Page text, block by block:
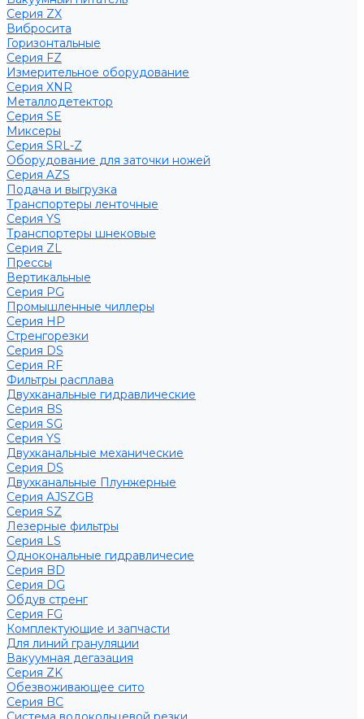
Серия ZX
Вибросита
Горизонтальные
Серия FZ
Измерительное оборудование
Серия XNR
Металлодетектор
Серия SE
Миксеры
Серия SRL-Z
Оборудование для заточки ножей
Серия AZS
Подача и выгрузка
Транспортеры ленточные
Серия YS
Транспортеры шнековые
Серия ZL
Прессы
Вертикальные
Серия PG
Промышленные чиллеры
Серия HP
Стренгорезки
Серия DS
Серия RF
Фильтры расплава
Двухканальные гидравлические
Серия BS
Серия SG
Серия YS
Двухканальные механические
Серия DS
Двухканальные Плунжерные
Серия AJSZGB
Серия SZ
Лезерные фильтры
Серия LS
Однокональные гидравличесие
Серия BD
Серия DG
Обдув стренг
Серия FG
Комплектующие и запчасти
Для линий грануляции
Вакуумная дегазация
Серия ZK
Обезвоживающее сито
Серия BC